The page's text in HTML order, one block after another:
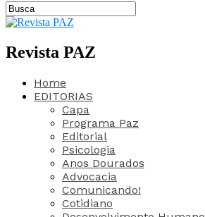
Revista PAZ
Home
EDITORIAS
Capa
Programa Paz
Editorial
Psicologia
Anos Dourados
Advocacia
Comunicando!
Cotidiano